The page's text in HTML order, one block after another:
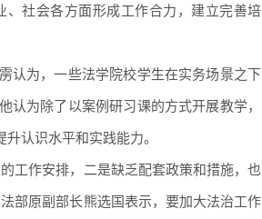
社会各方面形成工作合力，建立完善培
认为，一些法学院校学生在实务场景之下
认为除了以案例研习课的方式开展教学，
认识水平和实践能力。
工作安排，二是缺乏配套政策和措施，也
部原副部长熊选国表示，要加大法治工作